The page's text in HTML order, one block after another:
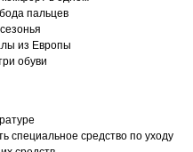
пальцев
из Европы
обуви
специальное средство по уходу